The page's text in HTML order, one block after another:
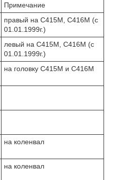
Примечание
правый на С415М, С416М (с
01.01.1999г.)
левый на С415М, С416М (с
01.01.1999г.)
на головку С415М и С416М
на коленвал
на коленвал